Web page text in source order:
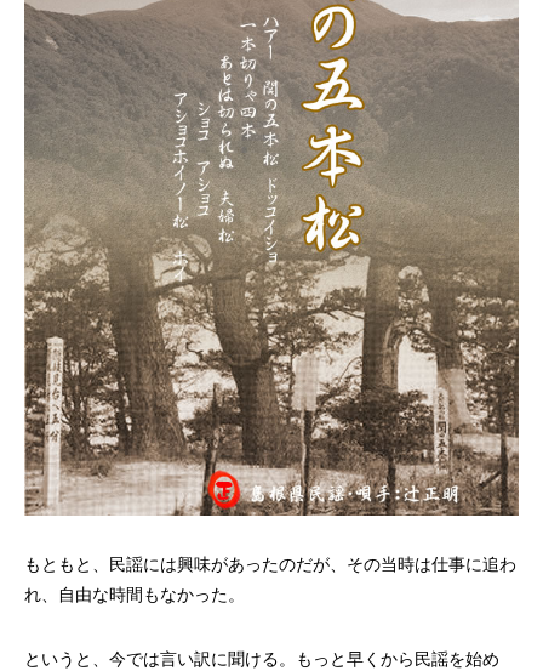
もともと、民謡には興味があったのだが、その当時は仕事に追わ
れ、自由な時間もなかった。
というと、今では言い訳に聞ける。もっと早くから民謡を始め